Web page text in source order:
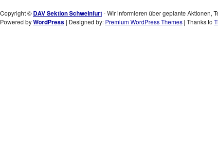
Copyright © DAV Sektion Schweinfurt- Wir informieren über geplante Aktionen,
Powered byWordPress | Designed by: Premium WordPress Themes | Thanks to